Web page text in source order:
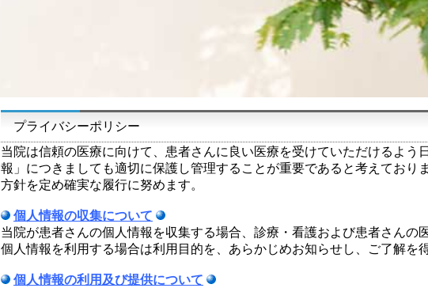
プライバシーポリシー
当院は信頼の医療に向けて、患者さんに良い医療を受けていただけるよう
報」につきましても適切に保護し管理することが重要であると考えており
方針を定め確実な履行に努めます。
個人情報の収集について
当院が患者さんの個人情報を収集する場合、診療・看護および患者さんの
個人情報を利用する場合は利用目的を、あらかじめお知らせし、ご了解を
個人情報の利用及び提供について